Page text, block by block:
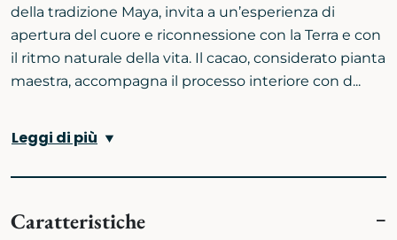
della tradizione Maya, invita a un’esperienza di
apertura del cuore e riconnessione con la Terra e con
il ritmo naturale della vita. Il cacao, considerato pianta
maestra, accompagna il processo interiore con d...
Leggi di più
Caratteristiche